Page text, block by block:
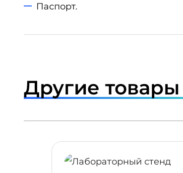
Паспорт.
Другие
ПОДРОБНЕЕ